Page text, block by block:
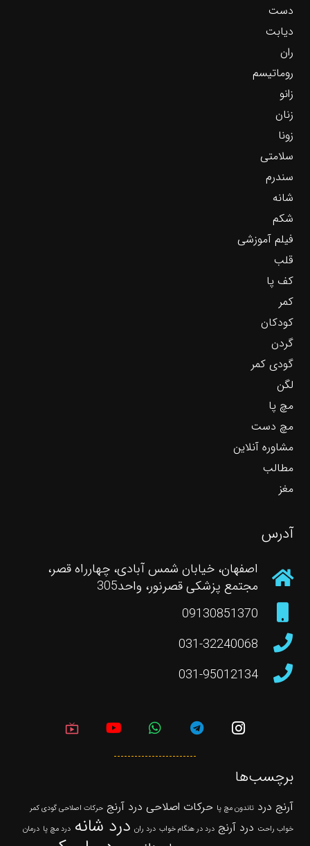
دست
دیابت
ران
روماتیسم
زانو
زنان
زونا
سلامتی
سندرم
شانه
شکم
فیلم آموزشی
قلب
کف پا
کمر
کودکان
گردن
گودی کمر
لگن
مچ پا
مچ دست
مشاوره آنلاین
مطالب
مغز
آدرس
اصفهان، خیابان شمس آبادی، چهارراه قصر،
مجتمع پزشکی قصرنور، واحد305
09130851370
031-32240068
031-95012134
live_tv
برچسب‌ها
آرنج درد تاندون مچ پا حرکات اصلاحی درد آرنج حرکات اصلاحی گودی کمر
خواب راحت درد آرنج درد در هنگام خواب درد ران درد شانه درد مچ پا درمان